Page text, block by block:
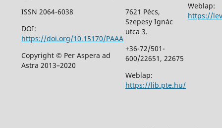
ISSN 2064-6038
DOI:
https://doi.org/10.15170/PAAA
Copyright © Per Aspera ad
Astra 2013–2020
7621 Pécs,
Szepesy Ignác
utca 3.
+36-72/501-
600/22651, 22675
Weblap:
https://lib.pte.hu/
Weblap:
https://